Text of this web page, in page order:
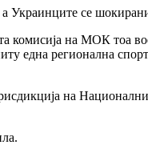
а Украинците се
комисија на МОК тоа
една регионална
на